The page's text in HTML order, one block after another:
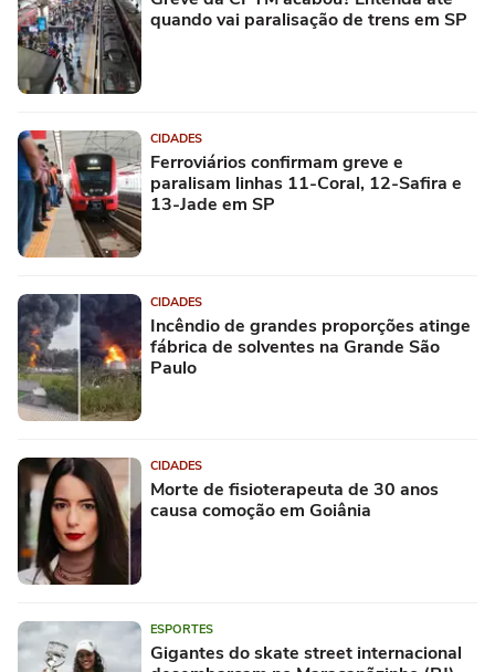
quando vai paralisação de trens em SP
CIDADES
Ferroviários confirmam greve e
paralisam linhas 11-Coral, 12-Safira e
13-Jade em SP
CIDADES
Incêndio de grandes proporções atinge
fábrica de solventes na Grande São
Paulo
CIDADES
Morte de fisioterapeuta de 30 anos
causa comoção em Goiânia
ESPORTES
Gigantes do skate street internacional